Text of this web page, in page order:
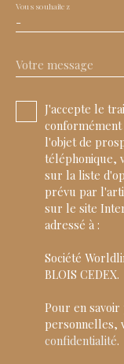
-
Vous souhaitez
Votre message
J'accepte le
conformément
l'objet de
téléphonique,
sur la liste
prévu par
sur le site
adressé à :
Société
BLOIS CEDEX.
Pour en
personnelles,
confidentialité.